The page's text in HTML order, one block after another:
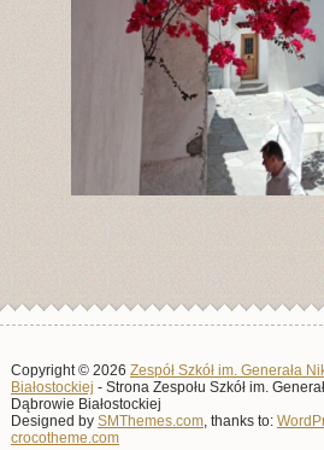
Copyright © 2026 Zespół Szkół im. Generała
Białostockiej - Strona Zespołu Szkół im.
Dąbrowie Białostockiej
Designed by SMThemes.com, thanks to:
crocotheme.com